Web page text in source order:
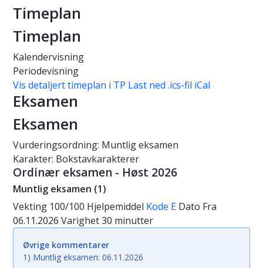
Timeplan
Timeplan
Kalendervisning
Periodevisning
Vis detaljert timeplan i TP Last ned .ics-fil iCal
Eksamen
Eksamen
Vurderingsordning: Muntlig eksamen
Karakter: Bokstavkarakterer
Ordinær eksamen - Høst 2026
Muntlig eksamen (1)
Vekting 100/100 Hjelpemiddel Kode E Dato Fra
06.11.2026 Varighet30 minutter
Øvrige kommentarer
1) Muntlig eksamen: 06.11.2026